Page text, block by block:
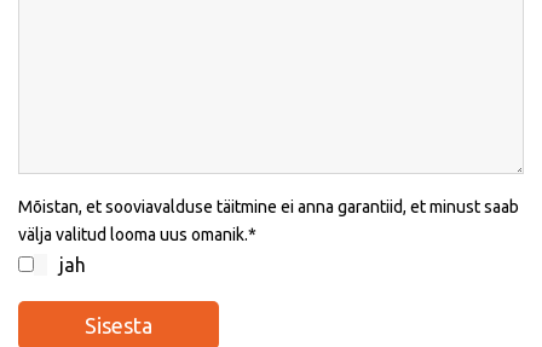
Mõistan, et sooviavalduse täitmine ei anna garantiid, et minust saab
välja valitud looma uus omanik.
jah